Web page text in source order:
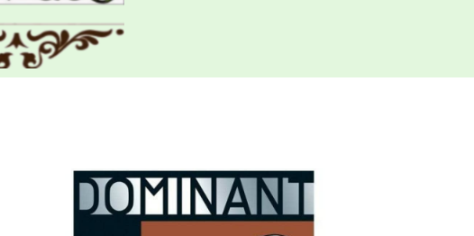
Cuerda 4ª Contrabajo Thomastik Dominant Orchestra 193